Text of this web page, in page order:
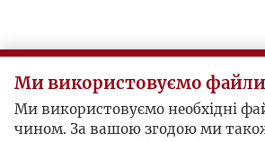
Ми використовуємо
Ми використовуємо необхідні
чином. За вашою згодою ми